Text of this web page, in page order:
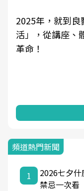
2025年，就到
活」，從講座、
革命！
頻道熱門新聞
1
2026七夕
禁忌一次看